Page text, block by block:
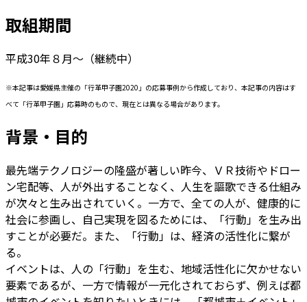
取組期間
平成30年８月～（継続中）
※本記事は愛媛県主催の「行革甲子園2020」の応募事例から作成しており、本記事の内容はす
べて「行革甲子園」応募時のもので、現在とは異なる場合があります。
背景・目的
最先端テクノロジーの隆盛が著しい昨今、ＶＲ技術やドロー
ン宅配等、人が外出することなく、人生を謳歌できる仕組み
が次々と生み出されていく。一方で、全ての人が、健康的に
社会に参画し、自己実現を図るためには、「行動」を生み出
すことが必要だ。また、「行動」は、経済の活性化に繋が
る。
イベントは、人の「行動」を生む、地域活性化に欠かせない
要素であるが、一方で情報が一元化されておらず、例えば都